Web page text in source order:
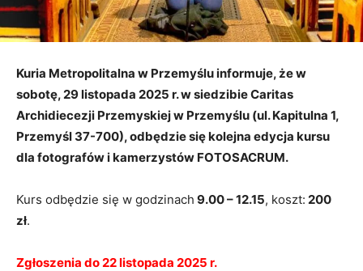
Kuria Metropolitalna w Przemyślu informuje, że w
sobotę, 29 listopada 2025 r. w siedzibie Caritas
Archidiecezji Przemyskiej w Przemyślu (ul. Kapitulna 1,
Przemyśl 37-700), odbędzie się kolejna edycja kursu
dla fotografów i kamerzystów FOTOSACRUM.
Kurs odbędzie się w godzinach 9.00 – 12.15, koszt: 200
zł.
Zgłoszenia do 22 listopada 2025 r.